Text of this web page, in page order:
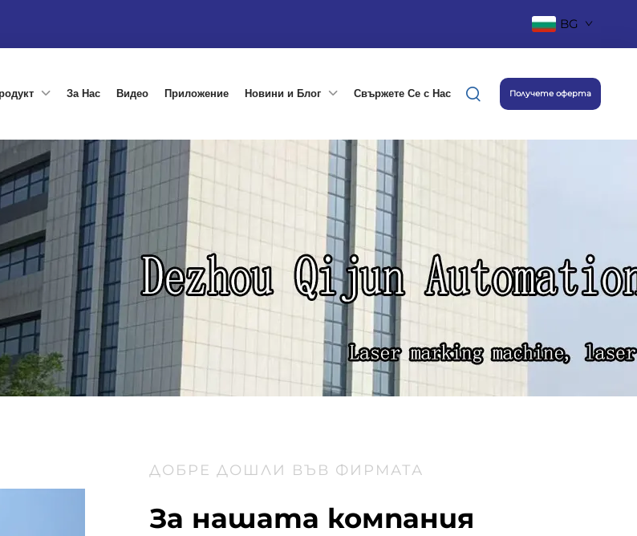
BG
За Нас Видео Приложение Новини и Блог Свържете Се с Нас Получете оферта
ДОБРЕ ДОШЛИ ВЪВ ФИРМАТА
За нашата компания